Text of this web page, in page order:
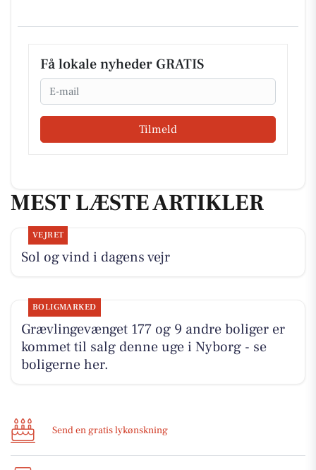
Få lokale nyheder GRATIS
Email
Tilmeld
MEST LÆSTE ARTIKLER
VEJRET
Sol og vind i dagens vejr
BOLIGMARKED
Grævlingevænget 177 og 9 andre boliger er
kommet til salg denne uge i Nyborg - se
boligerne her.
Send en gratis lykønskning